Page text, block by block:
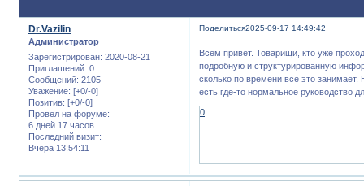
Поделиться2025-09-17 14:49:42
Dr.Vazilin
Администратор
Зарегистрирован: 2020-08-21
Приглашений: 0
Сообщений: 2105
Уважение: [+0/-0]
Позитив: [+0/-0]
Провел на форуме:
6 дней 17 часов
Последний визит:
Вчера 13:54:11
Всем привет. Товарищи, кто уже
подробную и структурированную
сколько по времени всё это
есть где-то нормальное руководство
0